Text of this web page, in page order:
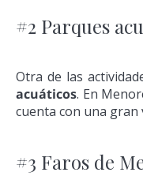
#2 Parques
Otra de las
acuáticos. En
cuenta con una gran
#3 Faros de